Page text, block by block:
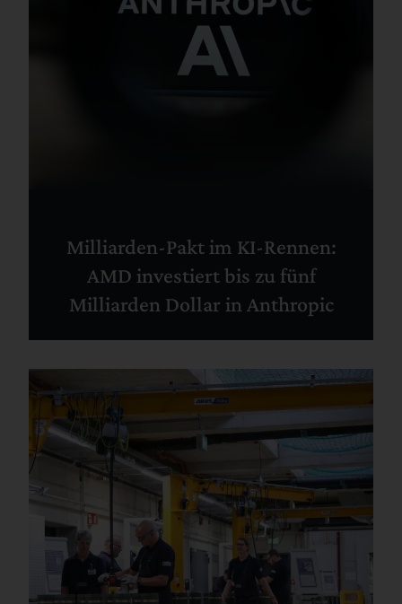
Milliarden-Pakt im KI-Rennen:
AMD investiert bis zu fünf
Milliarden Dollar in Anthropic